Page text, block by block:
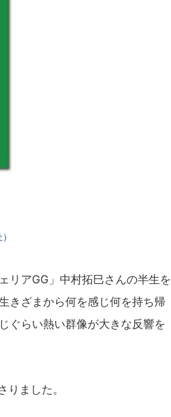
リアGG」中村拓巳さんの半生を
きざまから何を感じ何を持ち帰
ぐらい熱い群像が大きな反響を
ました。